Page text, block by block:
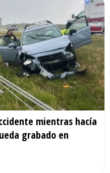
mientras hacía
grabado en